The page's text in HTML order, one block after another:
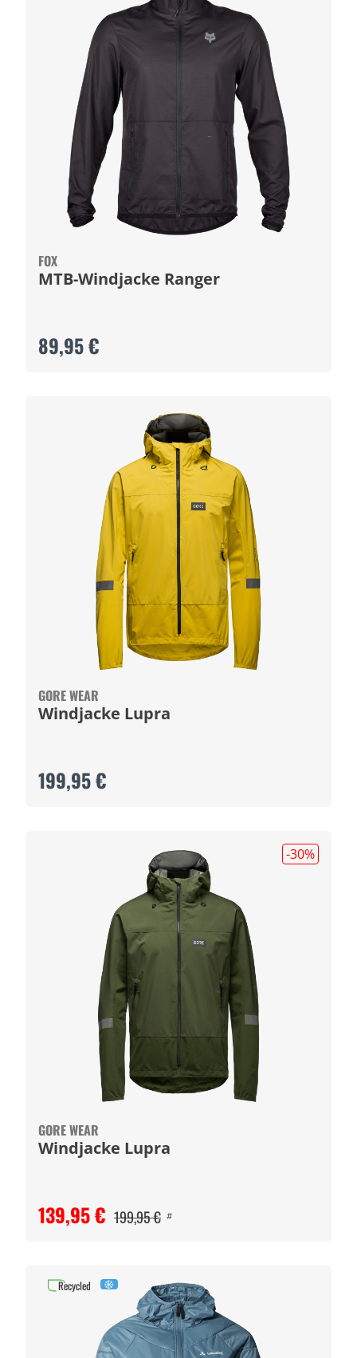
FOX
MTB-Windjacke Ranger
89,95 €
GORE WEAR
Windjacke Lupra
199,95 €
-30%
GORE WEAR
Windjacke Lupra
139,95 € 199,95 € #
Recycled